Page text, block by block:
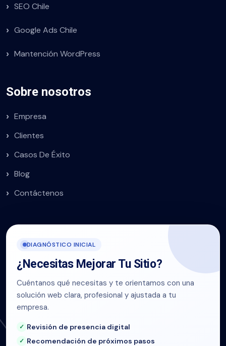
SEO Chile
Google Ads Chile
Mantención WordPress
Sobre nosotros
Empresa
Clientes
Casos De Éxito
Blog
Contáctenos
DIAGNÓSTICO INICIAL
¿Necesitas Mejorar Tu Sitio?
Cuéntanos qué necesitas y te orientamos con una
solución web clara, profesional y ajustada a tu
empresa.
Revisión de presencia digital
Recomendación de próximos pasos